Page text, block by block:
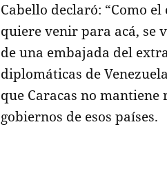
Cabello declaró: “Como
quiere venir para acá, se
de una embajada del
diplomáticas de
que Caracas no
gobiernos de esos países.